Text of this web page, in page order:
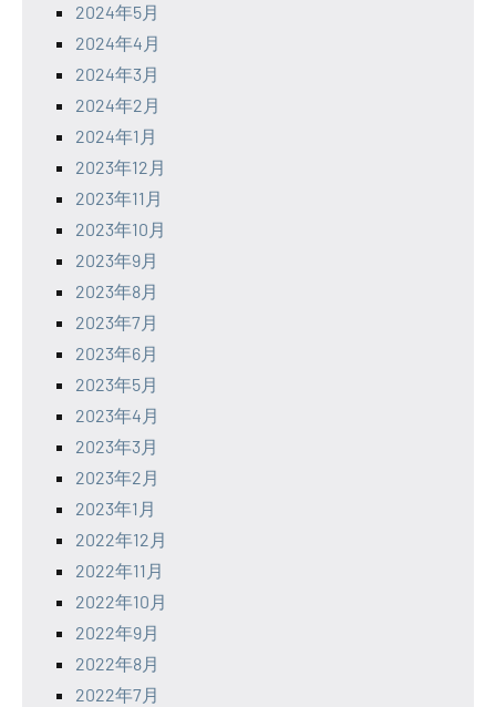
2024年5月
2024年4月
2024年3月
2024年2月
2024年1月
2023年12月
2023年11月
2023年10月
2023年9月
2023年8月
2023年7月
2023年6月
2023年5月
2023年4月
2023年3月
2023年2月
2023年1月
2022年12月
2022年11月
2022年10月
2022年9月
2022年8月
2022年7月